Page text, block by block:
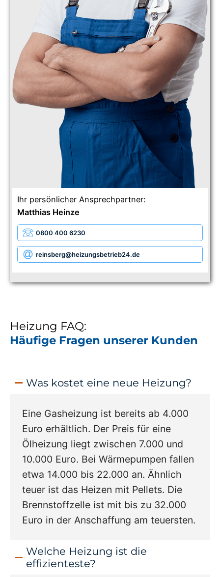
Ihr persönlicher Ansprechpartner:
Matthias Heinze
0800 400 6230
reinsberg@heizungsbetrieb24.de
Heizung FAQ:
Häufige Fragen unserer Kunden
Was kostet eine neue Heizung?
Eine Gasheizung ist bereits ab 4.000
Euro erhältlich. Der Preis für eine
Ölheizung liegt zwischen 7.000 und
10.000 Euro. Bei Wärmepumpen fallen
etwa 14.000 bis 22.000 an. Ähnlich
teuer ist das Heizen mit Pellets. Die
Brennstoffzelle ist mit bis zu 32.000
Euro in der Anschaffung am teuersten.
Welche Heizung ist die
effizienteste?